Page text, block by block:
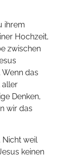
ihrem
Hochzeit,
zwischen
das
aller
Denken,
wir das
Nicht weil
keinen